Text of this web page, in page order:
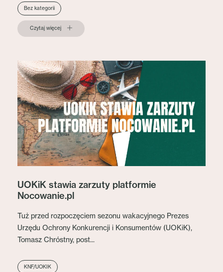
Bez kategorii
Czytaj więcej
UOKiK stawia zarzuty platformie
Nocowanie.pl
Tuż przed rozpoczęciem sezonu wakacyjnego Prezes
Urzędu Ochrony Konkurencji i Konsumentów (UOKiK),
Tomasz Chróstny, post...
KNF/UOKIK